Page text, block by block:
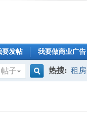
要发帖 我要做商业广告
帖子
热搜: 租房